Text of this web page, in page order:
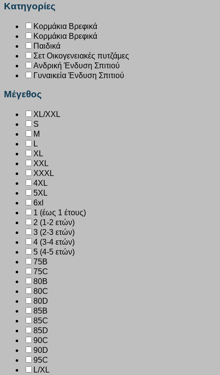
Κατηγορίες
Κορμάκια Βρεφικά
Κορμάκια Βρεφικά
Παιδικά
Σετ Οικογενειακές πυτζάμες
Ανδρική Ένδυση Σπιτιού
Γυναικεία Ένδυση Σπιτιού
Μέγεθος
XL/XXL
S
M
L
XL
XXL
XXXL
4XL
5XL
6xl
1 (έως 1 έτους)
2 (1-2 ετών)
3 (2-3 ετών)
4 (3-4 ετών)
5 (4-5 ετών)
75B
75C
80B
80C
80D
85B
85C
85D
90C
90D
95C
L/XL